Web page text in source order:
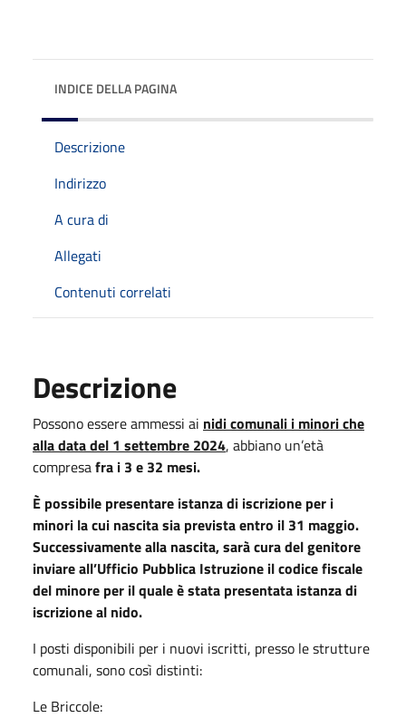
INDICE DELLA PAGINA
Descrizione
Indirizzo
A cura di
Allegati
Contenuti correlati
Descrizione
Possono essere ammessi ai nidi comunali i minori che
alla data del 1 settembre 2024, abbiano un’età
compresafra i 3 e 32 mesi.
È possibile presentare istanza di iscrizione per i
minori la cui nascita sia prevista entro il 31 maggio.
Successivamente alla nascita, sarà cura del genitore
inviare all’Ufficio Pubblica Istruzione il codice fiscale
del minore per il quale è stata presentata istanza di
iscrizione al nido.
I posti disponibili per i nuovi iscritti, presso le strutture
comunali, sono così distinti:
Le Briccole: